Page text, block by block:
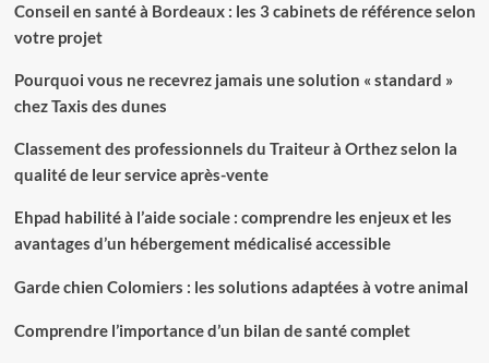
Conseil en santé à Bordeaux : les 3 cabinets de référence selon
votre projet
Pourquoi vous ne recevrez jamais une solution « standard »
chez Taxis des dunes
Classement des professionnels du Traiteur à Orthez selon la
qualité de leur service après-vente
Ehpad habilité à l’aide sociale : comprendre les enjeux et les
avantages d’un hébergement médicalisé accessible
Garde chien Colomiers : les solutions adaptées à votre animal
Comprendre l’importance d’un bilan de santé complet